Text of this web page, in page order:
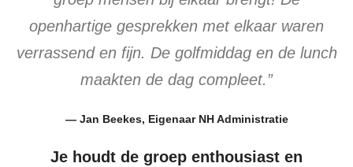
openhartige gesprekken met elkaar waren
verrassend en fijn. De golfmiddag en de lunch
maakten de dag compleet.”
— Jan Beekes, Eigenaar NH Administratie
Je houdt de groep enthousiast en